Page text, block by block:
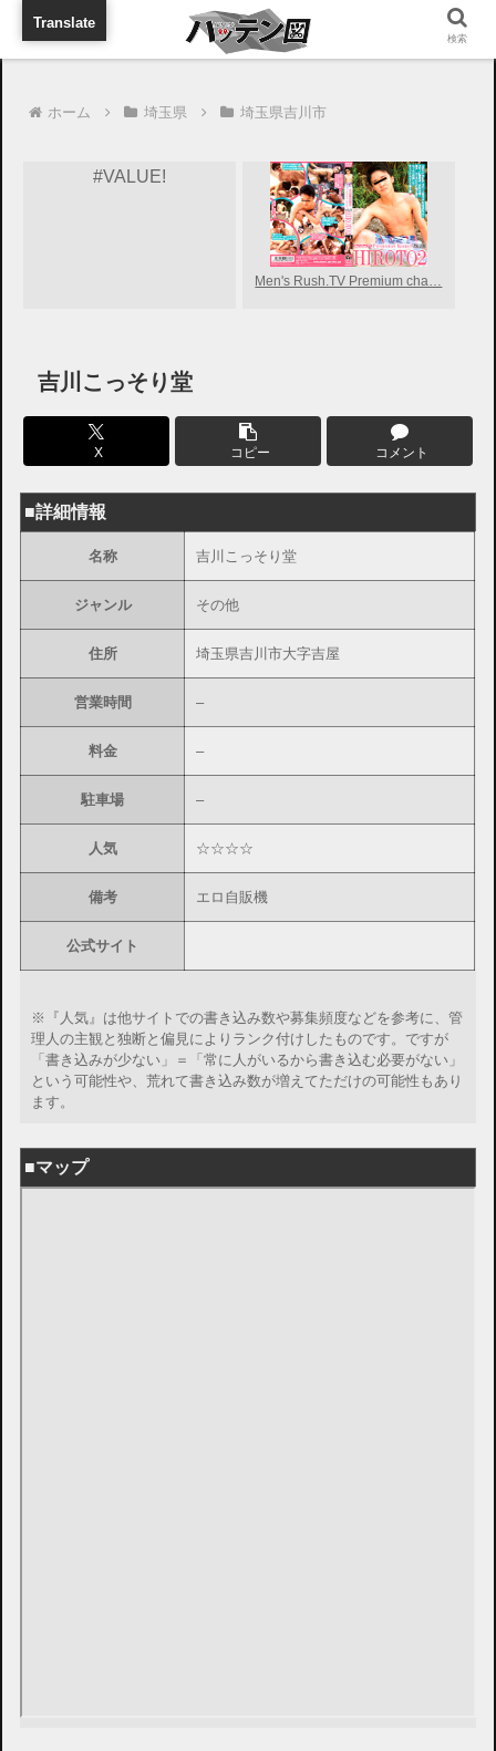
旅行に出張に待ち合わせに
ホーム 埼玉県 埼玉県吉川市
#VALUE!
Men's Rush.TV Premium cha…
吉川こっそり堂
X コピー コメント
■詳細情報
名称 吉川こっそり堂
ジャンル その他
住所 埼玉県吉川市大字吉屋
営業時間 –
料金 –
駐車場 –
人気 ☆☆☆☆
備考 エロ自販機
公式サイト
※『人気』は他サイトでの書き込み数や募集頻度などを参考に、管
理人の主観と独断と偏見によりランク付けしたものです。ですが
「書き込みが少ない」＝「常に人がいるから書き込む必要がない」
という可能性や、荒れて書き込み数が増えてただけの可能性もあり
ます。
■マップ
検索
Translate